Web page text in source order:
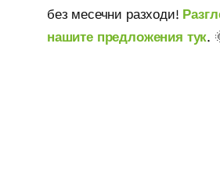
без месечни разходи!
нашите предложения тук.